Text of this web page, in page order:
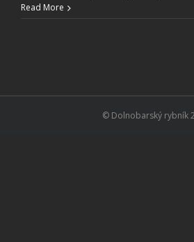
Read More
© Dolnobarský rybník